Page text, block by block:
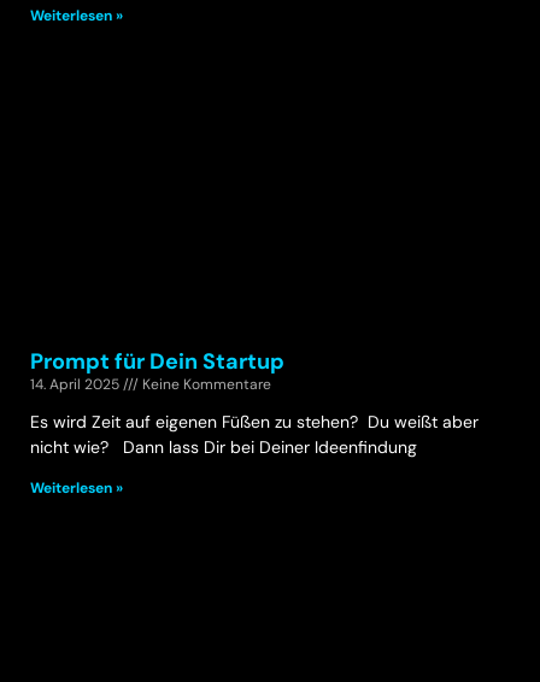
Weiterlesen »
Prompt für Dein Startup
14. April 2025 Keine Kommentare
Es wird Zeit auf eigenen Füßen zu stehen? Du weißt aber
nicht wie? Dann lass Dir bei Deiner Ideenfindung
Weiterlesen »